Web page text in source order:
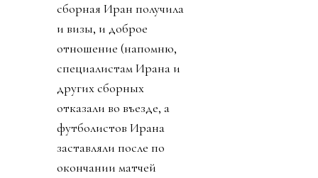
сборная Иран получила
и визы, и доброе
отношение (напомню,
специалистам Ирана и
других сборных
отказали во въезде, а
футболистов Ирана
заставляли после по
окончании матчей